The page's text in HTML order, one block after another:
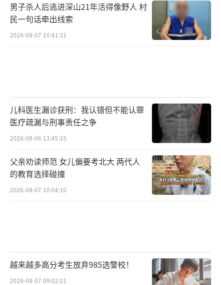
男子杀人后逃进深山21年活得像野人 村
民一句话牵出线索
2026-08-07 10:41:31
儿科医生漏诊获刑：我认错但不能认罪
医疗疏漏与刑事责任之争
2026-08-06 13:45:15
父亲劝读师范 女儿偏要考北大 两代人
的教育选择碰撞
2026-08-07 10:04:10
越来越多高分考生放弃985选警校！
2026-08-07 09:02:21